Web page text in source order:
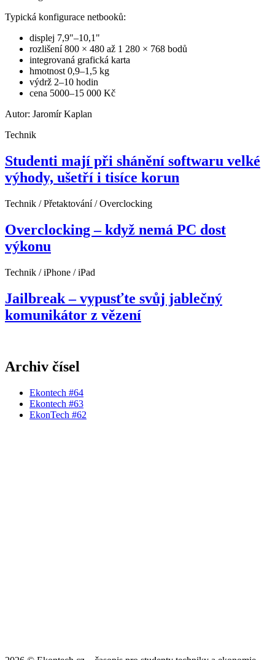
Typická konfigurace netbooků:
displej 7,9"–10,1"
rozlišení 800 × 480 až 1 280 × 768 bodů
integrovaná grafická karta
hmotnost 0,9–1,5 kg
výdrž 2–10 hodin
cena 5000–15 000 Kč
Autor: Jaromír Kaplan
Technik
Studenti mají při shánění softwaru velké
výhody, ušetří i tisíce korun
Technik / Přetaktování / Overclocking
Overclocking – když nemá PC dost
výkonu
Technik / iPhone / iPad
Jailbreak – vypusťte svůj jablečný
komunikátor z vězení
Archiv čísel
Ekontech #64
Ekontech #63
EkonTech #62